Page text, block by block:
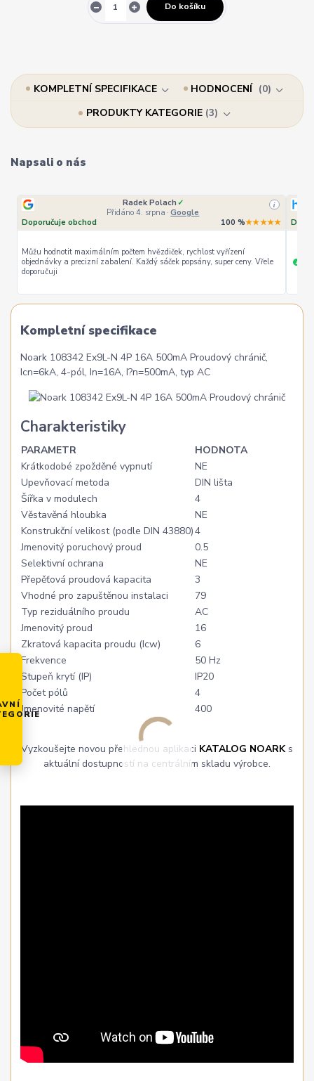
Do košíku
KOMPLETNÍ SPECIFIKACE HODNOCENÍ
0
PRODUKTY KATEGORIE 3
Napsali o nás
Radek Polach ✓
Přidáno 4. srpna · Google
i
Doporučuje obchod 100 %★★★★★
Můžu hodnotit maximálním počtem hvězdiček, rychlost vyřízení
objednávky a precizní zabalení. Každý sáček popsány, super ceny. Vřele
doporučuji
+
Kompletní specifikace
Noark 108342 Ex9L-N 4P 16A 500mA Proudový chránič,
Icn=6kA, 4-pól, In=16A, I?n=500mA, typ AC
Charakteristiky
PARAMETR
HODNOTA
Krátkodobé zpožděné vypnutí
NE
Upevňovací metoda
DIN lišta
Šířka v modulech
4
Věstavěná hloubka
NE
Konstrukční velikost (podle DIN 43880)4
Jmenovitý poruchový proud
0.5
Selektivní ochrana
NE
Přepěťová proudová kapacita
3
Vhodné pro zapuštěnou instalaci
79
Typ reziduálního proudu
AC
Jmenovitý proud
16
Zkratová kapacita proudu (Icw)
6
Frekvence
50 Hz
Stupeň krytí (IP)
IP20
Počet pólů
4
Jmenovité napětí
400
Vyzkoušejte novou přehlednou aplikaci KATALOG NOARKs
aktuální dostupností na centrálním skladu výrobce.